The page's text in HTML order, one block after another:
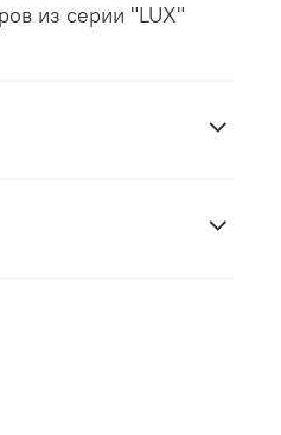
из серии "LUX"